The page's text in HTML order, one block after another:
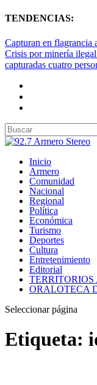
TENDENCIAS:
Capturan en flagrancia
Crisis por minería
capturadas cuatro
Inicio
Armero
Comunidad
Nacional
Regional
Política
Económica
Turismo
Deportes
Cultura
Entretenimiento
Editorial
TERRITORIOS
ORALOTECA
Seleccionar página
Etiqueta: